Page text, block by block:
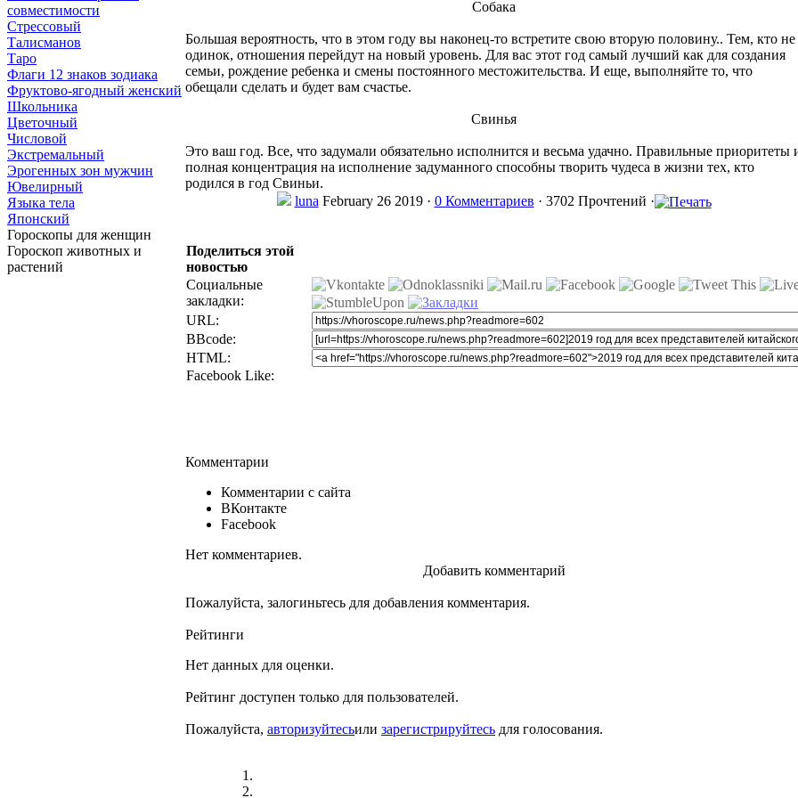
совместимости
Стрессовый
Талисманов
Таро
Флаги 12 знаков зодиака
Фруктово-ягодный женский
Школьника
Цветочный
Числовой
Экстремальный
Эрогенных зон мужчин
Ювелирный
Языка тела
Японский
Гороскопы для женщин
Гороскоп животных и
растений
Собака
Большая вероятность, что в этом году вы наконец-то встретите свою вторую половину.. Тем, кто не
одинок, отношения перейдут на новый уровень. Для вас этот год самый лучший как для создания
семьи, рождение ребенка и смены постоянного местожительства. И еще, выполняйте то, что
обещали сделать и будет вам счастье.
Свинья
Это ваш год. Все, что задумали обязательно исполнится и весьма удачно. Правильные приоритеты
полная концентрация на исполнение задуманного способны творить чудеса в жизни тех, кто
родился в год Свиньи.
luna February 26 2019 · 0 Комментариев · 3702 Прочтений ·
Поделиться этой
новостью
Социальные
закладки:
URL:
BBcode:
HTML:
Facebook Like:
Комментарии
Комментарии с сайта
ВКонтакте
Facebook
Нет комментариев.
Добавить комментарий
Пожалуйста, залогиньтесь для добавления комментария.
Рейтинги
Нет данных для оценки.
Рейтинг доступен только для пользователей.
Пожалуйста, авторизуйтесьили зарегистрируйтесь для голосования.